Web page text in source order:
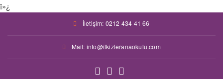
ï»¿
İletişim: 0212 434 41 66
Mail: info@ilkizleranaokulu.com